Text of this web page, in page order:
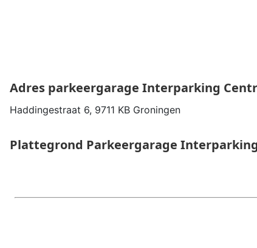
Adres parkeergarage Interparking
Haddingestraat 6, 9711 KB Groningen
Plattegrond Parkeergarage